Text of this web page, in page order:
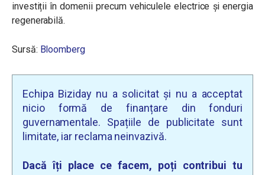
investiții în domenii precum vehiculele electrice și energia
regenerabilă.
Sursă: Bloomberg
Echipa Biziday nu a solicitat și nu a acceptat
nicio formă de finanțare din fonduri
guvernamentale. Spațiile de publicitate sunt
limitate, iar reclama neinvazivă.
Dacă îți place ce facem, poți contribui tu